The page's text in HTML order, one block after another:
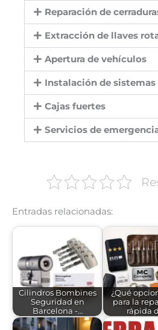
Reparación de
Extracción de llaves
Apertura de vehículos
Instalación de sistemas
Cajas fuertes
Servicios de
Entradas relacionadas:
Cilindros Bombines
Seguridad en
Barcelona -…
¿Qué
para la
rápida